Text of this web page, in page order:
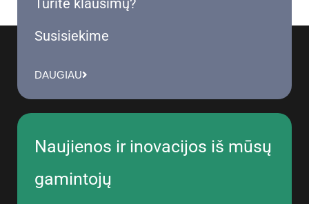
Turite klausimų?
Susisiekime
DAUGIAU
Naujienos ir inovacijos iš mūsų
gamintojų